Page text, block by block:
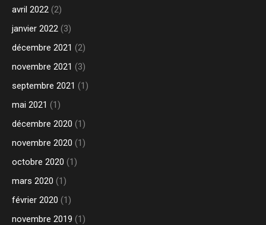
avril 2022 (2)
janvier 2022 (3)
décembre 2021 (2)
novembre 2021 (3)
septembre 2021 (1)
mai 2021 (1)
décembre 2020 (1)
novembre 2020 (1)
octobre 2020 (1)
mars 2020 (1)
février 2020 (1)
novembre 2019 (1)